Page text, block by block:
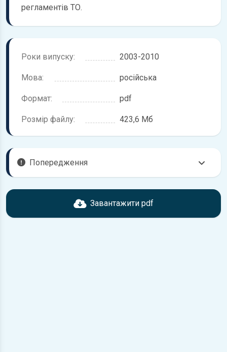
регламентів ТО.
Роки випуску: 2003-2010
Мова: російська
Формат: pdf
Розмір файлу: 423,6 Мб
Попередження
Перед завантаженням ознайомтесь з характеристиками
BMW 5, що надані в книзі. Можливі розбіжності, якщо рік
Завантажити pdf